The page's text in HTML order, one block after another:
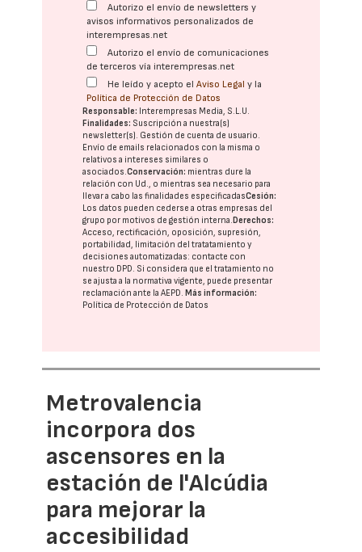
Autorizo el envío de newsletters y
avisos informativos personalizados de
interempresas.net
Autorizo el envío de comunicaciones
de terceros vía interempresas.net
He leído y acepto elAviso Legal y la
Política de Protección de Datos
Responsable: Interempresas Media, S.L.U.
Finalidades: Suscripción a nuestra(s)
newsletter(s). Gestión de cuenta de usuario.
Envío de emails relacionados con la misma o
relativos a intereses similares o
asociados.Conservación: mientras dure la
relación con Ud., o mientras sea necesario para
llevar a cabo las finalidades especificadasCesión:
Los datos pueden cederse a otras empresas del
grupo por motivos de gestión interna.Derechos:
Acceso, rectificación, oposición, supresión,
portabilidad, limitación del tratatamiento y
decisiones automatizadas: contacte con
nuestro DPD. Si considera que el tratamiento no
se ajusta a la normativa vigente, puede presentar
reclamación ante laAEPD.Más información:
Política de Protección de Datos
Metrovalencia
incorpora dos
ascensores en la
estación de l'Alcúdia
para mejorar la
accesibilidad